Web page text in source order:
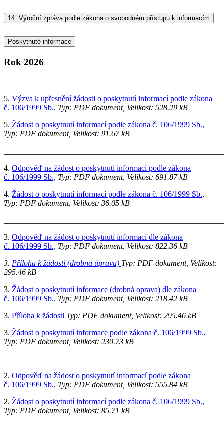
14. Výroční zpráva podle zákona o svobodném přístupu k informacím
Poskytnuté informace
Rok 2026
5. Výzva k upřesnění žádosti o poskytnutí informací podle zákona
č. 106/1999 Sb., Typ: PDF dokument, Velikost: 528.29 kB
5. Žádost o poskytnutí informací podle zákona č. 106/1999 Sb.,
Typ: PDF dokument, Velikost: 91.67 kB
4. Odpověď na žádost o poskytnutí informací podle zákona
č. 106/1999 Sb., Typ: PDF dokument, Velikost: 691.87 kB
4. Žádost o poskytnutí informací podle zákona č. 106/1999 Sb.,
Typ: PDF dokument, Velikost: 36.05 kB
3. Odpověď na žádost o poskytnutí informací dle zákona
č. 106/1999 Sb., Typ: PDF dokument, Velikost: 822.36 kB
3. Příloha k žádosti (drobná úprava) Typ: PDF dokument, Velikost:
295.46 kB
3. Žádost o poskytnutí informace (drobná oprava) dle zákona
č. 106/1999 Sb., Typ: PDF dokument, Velikost: 218.42 kB
3. Příloha k žádosti Typ: PDF dokument, Velikost: 295.46 kB
3. Žádost o poskytnutí informace podle zákona č. 106/1999 Sb.,
Typ: PDF dokument, Velikost: 230.73 kB
2. Odpověď na žádost o poskytnutí informací podle zákona
č. 106/1999 Sb., Typ: PDF dokument, Velikost: 555.84 kB
2. Žádost o poskytnutí informací podle zákona č. 106/1999 Sb.,
Typ: PDF dokument, Velikost: 85.71 kB